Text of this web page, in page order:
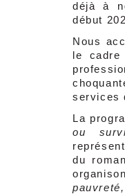
déjà à
début
Nous
le
services
La
ou
du
pauvreté,